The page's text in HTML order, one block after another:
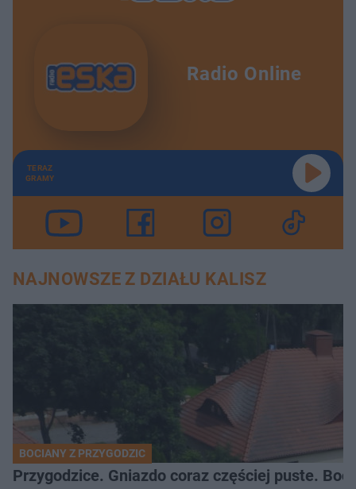
Radio Online
TERAZ
GRAMY
NAJNOWSZE Z DZIAŁU KALISZ
BOCIANY Z PRZYGODZIC
Przygodzice. Gniazdo coraz częściej puste.